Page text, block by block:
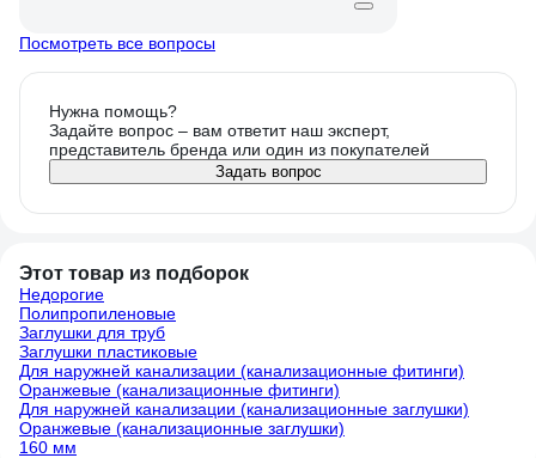
Посмотреть все вопросы
Нужна помощь?
Задайте вопрос – вам ответит наш эксперт,
представитель бренда или один из покупателей
Задать вопрос
Этот товар из подборок
Недорогие
Полипропиленовые
Заглушки для труб
Заглушки пластиковые
Для наружней канализации (канализационные фитинги)
Оранжевые (канализационные фитинги)
Для наружней канализации (канализационные заглушки)
Оранжевые (канализационные заглушки)
160 мм